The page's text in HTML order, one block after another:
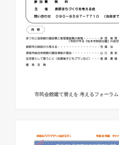
市民会館建て替えを 考えるフォーラム